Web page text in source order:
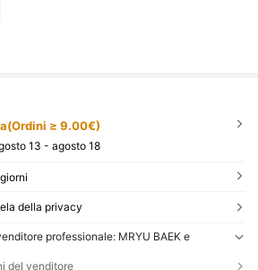
≥ 9.00€)
13 - agosto 18
della privacy
professionale: MRYU BAEK e
del venditore